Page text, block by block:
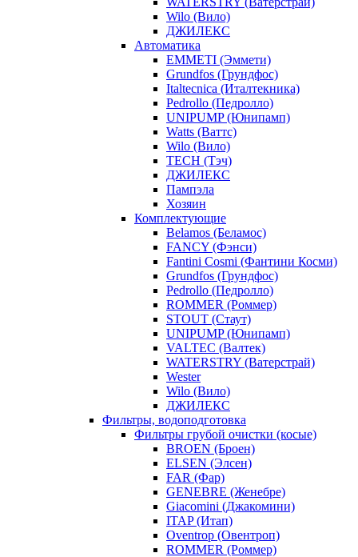
Wilo (Вило)
ДЖИЛЕКС
Автоматика
EMMETI (Эммети)
Grundfos (Грундфос)
Italtecnica (Италтекника)
Pedrollo (Педролло)
UNIPUMP (Юнипамп)
Watts (Ваттс)
Wilo (Вило)
TECH (Тэч)
ДЖИЛЕКС
Пампэла
Хозяин
Комплектующие
Belamos (Беламос)
FANCY (Фэнси)
Fantini Cosmi (Фантини Косми)
Grundfos (Грундфос)
Pedrollo (Педролло)
ROMMER (Роммер)
STOUT (Стаут)
UNIPUMP (Юнипамп)
VALTEC (Валтек)
WATERSTRY (Ватерстрай)
Wester
Wilo (Вило)
ДЖИЛЕКС
Фильтры, водоподготовка
Фильтры грубой очистки (косые)
BROEN (Броен)
ELSEN (Элсен)
FAR (Фар)
GENEBRE (Женебре)
Giacomini (Джакомини)
ITAP (Итап)
Oventrop (Овентроп)
ROMMER (Роммер)